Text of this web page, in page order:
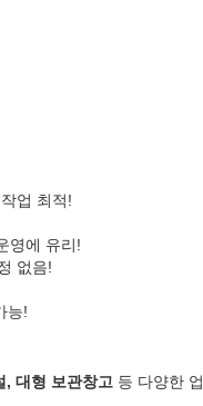
업 최적!
영에 유리!
없음!
능!
, 대형 보관창고 등 다양한